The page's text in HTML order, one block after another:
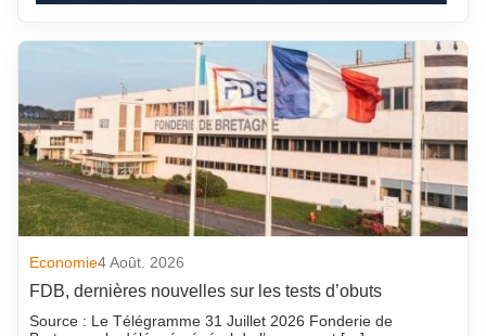
Economie4 Août. 2026
FDB, dernières nouvelles sur les tests d’obuts
Source : Le Télégramme 31 Juillet 2026 Fonderie de